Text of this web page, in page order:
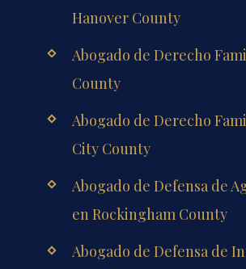
Hanover County
Abogado de Derecho
County
Abogado de Derecho
City County
Abogado de Defensa de
en Rockingham County
Abogado de Defensa de